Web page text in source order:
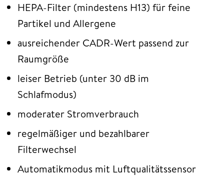
HEPA-Filter (mindestens H13) für feine
Partikel und Allergene
ausreichender CADR-Wert passend zur
Raumgröße
leiser Betrieb (unter 30 dB im
Schlafmodus)
moderater Stromverbrauch
regelmäßiger und bezahlbarer
Filterwechsel
Automatikmodus mit Luftqualitätssensor